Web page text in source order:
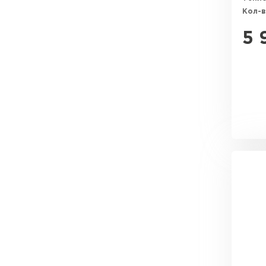
Кол-
5